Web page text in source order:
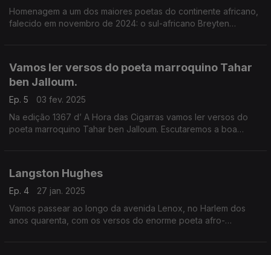
Homenagem a um dos maiores poetas do continente africano,
falecido em novembro de 2024: o sul-africano Breyten
Vamos ler versos do poeta marroquino Tahar
ben Jalloum.
Ep. 5
03 fev. 2025
Na edição 1367 d’ A Hora das Cigarras vamos ler versos do
poeta marroquino Tahar ben Jalloum. Escutaremos a boa
Langston Hughes
Ep. 4
27 jan. 2025
Vamos passear ao longo da avenida Lenox, no Harlem dos
anos quarenta, com os versos do enorme poeta afro-